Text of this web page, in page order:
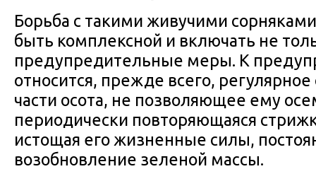
Борьба с такими живучими
быть комплексной и включать не
предупредительные меры. К
относится, прежде всего,
части осота, не позволяющее ему
периодически повторяющаяся
истощая его жизненные силы,
возобновление зеленой массы.